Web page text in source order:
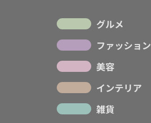
グルメ
ファッション
美容
インテリア
雑貨